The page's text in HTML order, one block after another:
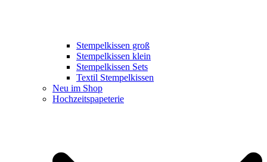
Stempelkissen groß
Stempelkissen klein
Stempelkissen Sets
Textil Stempelkissen
Neu im Shop
Hochzeitspapeterie